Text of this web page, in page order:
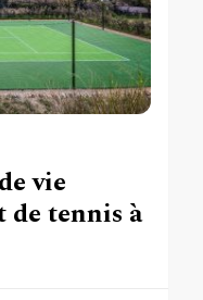
vie
de tennis à